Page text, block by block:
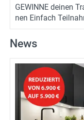
GE­WIN­NE dei­nen
nen Ein­fach Teil­nah­me­kar­te bei Himm­lisch Woh­nen
aus­fül­len oder
Glück eine Küche
nen. Mit etwas Glück wird der Wohn­traum Wirk­lich­keit:
Ver­lost wird eine
tung im Wert von
ge­mein­sam mit
plant und auf die
vor­han­de­nen
ge­schnei­der­tes
News